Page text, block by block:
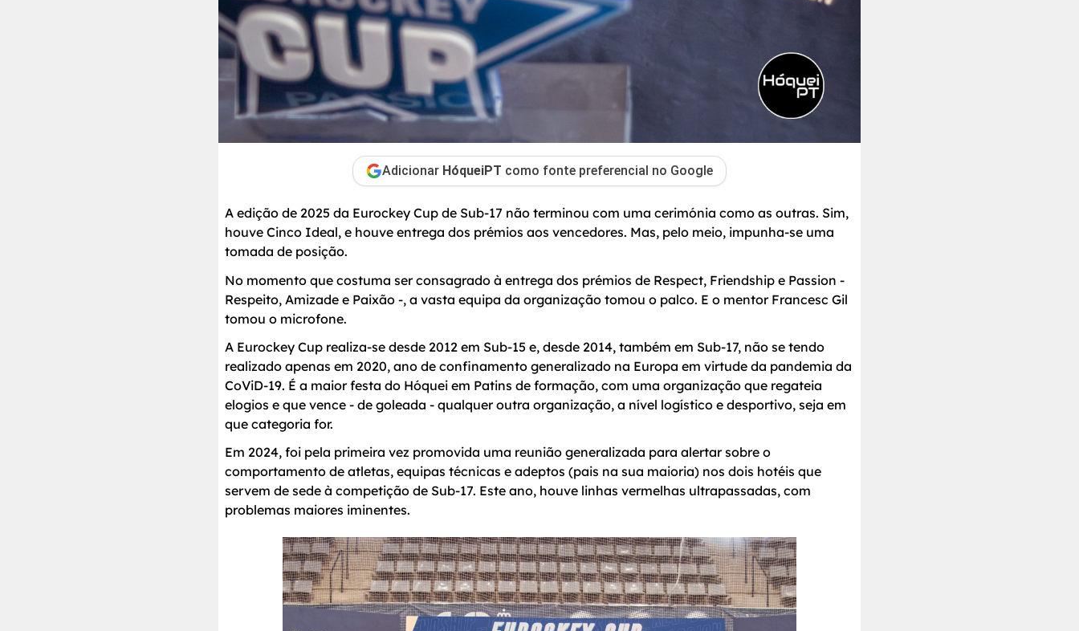
Adicionar HóqueiPT como fonte preferencial no Google
A edição de 2025 da Eurockey Cup de Sub-17 não terminou com uma cerimónia como as outras. Sim,
houve Cinco Ideal, e houve entrega dos prémios aos vencedores. Mas, pelo meio, impunha-se uma
tomada de posição.
No momento que costuma ser consagrado à entrega dos prémios de Respect, Friendship e Passion -
Respeito, Amizade e Paixão -, a vasta equipa da organização tomou o palco. E o mentor Francesc Gil
tomou o microfone.
A Eurockey Cup realiza-se desde 2012 em Sub-15 e, desde 2014, também em Sub-17, não se tendo
realizado apenas em 2020, ano de confinamento generalizado na Europa em virtude da pandemia da
CoViD-19. É a maior festa do Hóquei em Patins de formação, com uma organização que regateia
elogios e que vence - de goleada - qualquer outra organização, a nível logístico e desportivo, seja em
que categoria for.
Em 2024, foi pela primeira vez promovida uma reunião generalizada para alertar sobre o
comportamento de atletas, equipas técnicas e adeptos (pais na sua maioria) nos dois hotéis que
servem de sede à competição de Sub-17. Este ano, houve linhas vermelhas ultrapassadas, com
problemas maiores iminentes.